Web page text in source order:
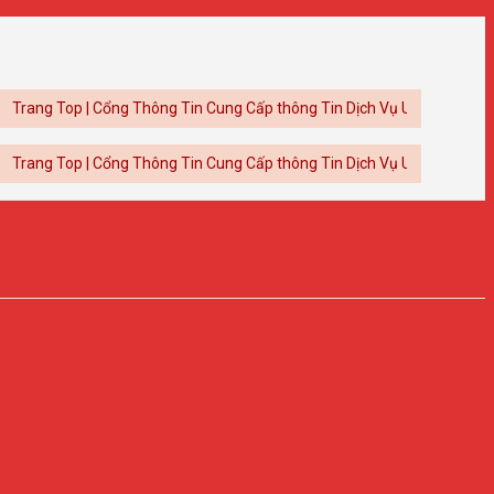
| Cổng Thông Tin Cung Cấp thông Tin Dịch Vụ Uy Tín
| Cổng Thông Tin Cung Cấp thông Tin Dịch Vụ Uy Tín